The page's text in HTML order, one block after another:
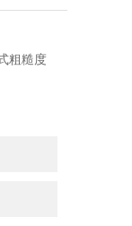
粗糙度